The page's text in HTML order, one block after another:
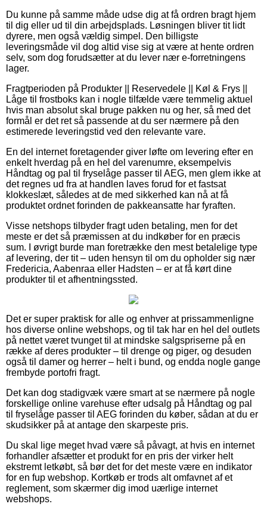
Du kunne på samme måde udse dig at få ordren bragt hjem
til dig eller ud til din arbejdsplads. Løsningen bliver tit lidt
dyrere, men også vældig simpel. Den billigste
leveringsmåde vil dog altid vise sig at være at hente ordren
selv, som dog forudsætter at du lever nær e-forretningens
lager.
Fragtperioden på Produkter || Reservedele || Køl & Frys ||
Låge til frostboks kan i nogle tilfælde være temmelig aktuel
hvis man absolut skal bruge pakken nu og her, så med det
formål er det ret så passende at du ser nærmere på den
estimerede leveringstid ved den relevante vare.
En del internet foretagender giver løfte om levering efter en
enkelt hverdag på en hel del varenumre, eksempelvis
Håndtag og pal til fryselåge passer til AEG, men glem ikke at
det regnes ud fra at handlen laves forud for et fastsat
klokkeslæt, således at de med sikkerhed kan nå at få
produktet ordnet forinden de pakkeansatte har fyraften.
Visse netshops tilbyder fragt uden betaling, men for det
meste er det så præmissen at du indkøber for en præcis
sum. I øvrigt burde man foretrække den mest betalelige type
af levering, der tit – uden hensyn til om du opholder sig nær
Fredericia, Aabenraa eller Hadsten – er at få kørt dine
produkter til et afhentningssted.
Det er super praktisk for alle og enhver at prissammenligne
hos diverse online webshops, og til tak har en hel del outlets
på nettet været tvunget til at mindske salgspriserne på en
række af deres produkter – til drenge og piger, og desuden
også til damer og herrer – helt i bund, og endda nogle gange
frembyde portofri fragt.
Det kan dog stadigvæk være smart at se nærmere på nogle
forskellige online varehuse efter udsalg på Håndtag og pal
til fryselåge passer til AEG forinden du køber, sådan at du er
skudsikker på at antage den skarpeste pris.
Du skal lige meget hvad være så påvagt, at hvis en internet
forhandler afsætter et produkt for en pris der virker helt
ekstremt letkøbt, så bør det for det meste være en indikator
for en fup webshop. Kortkøb er trods alt omfavnet af et
reglement, som skærmer dig imod uærlige internet
webshops.